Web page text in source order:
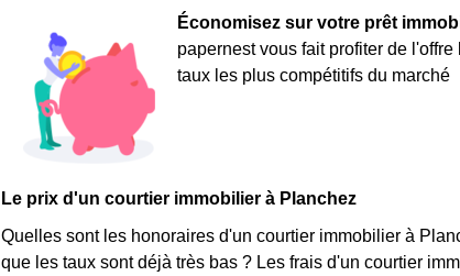
Économisez sur votre prêt
papernest vous fait profiter de
taux les plus compétitifs du marché
Le prix d'un courtier immobilier à Planchez
Quelles sont les honoraires d'un courtier immobilier à
que les taux sont déjà très bas ? Les frais d'un courtier